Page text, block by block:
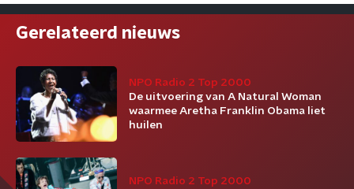
Gerelateerd nieuws
NPO Radio 2 Top 2000
De uitvoering van A Natural Woman
waarmee Aretha Franklin Obama liet
huilen
NPO Radio 2 Top 2000